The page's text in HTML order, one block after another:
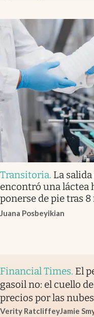
Transitoria. La
encontró una láctea
ponerse de pie tras
Juana Posbeyikian
Financial Times. El
gasoil no: el cuello
precios por las nubes
Verity RatcliffeyJamie